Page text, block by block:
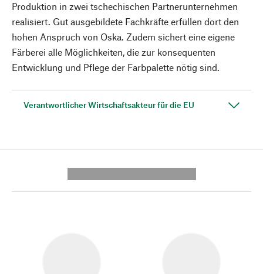
Produktion in zwei tschechischen Partnerunternehmen
realisiert. Gut ausgebildete Fachkräfte erfüllen dort den
hohen Anspruch von Oska. Zudem sichert eine eigene
Färberei alle Möglichkeiten, die zur konsequenten
Entwicklung und Pflege der Farbpalette nötig sind.
Verantwortlicher Wirtschaftsakteur für die EU